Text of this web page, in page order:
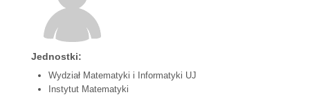
Jednostki:
Wydział Matematyki i Informatyki UJ
Instytut Matematyki